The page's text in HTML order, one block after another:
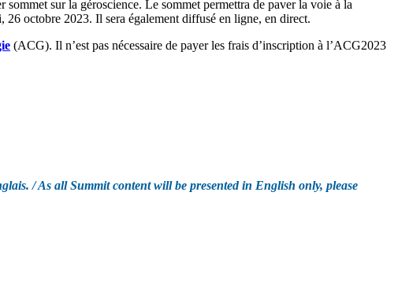
sommet sur la géroscience. Le sommet permettra de paver la voie à la
26 octobre 2023. Il sera également diffusé en ligne, en direct.
(ACG). Il n’est pas nécessaire de payer les frais d’inscription à l’ACG2023
/ As all Summit content will be presented in English only, please